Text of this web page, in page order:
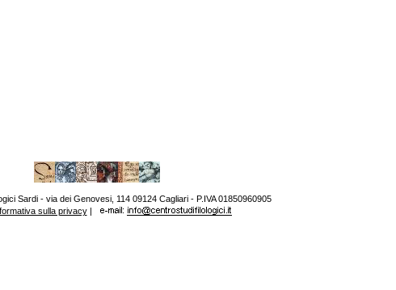
Sardi - via dei Genovesi, 114 09124 Cagliari - P.IVA 01850960905
sulla privacy|